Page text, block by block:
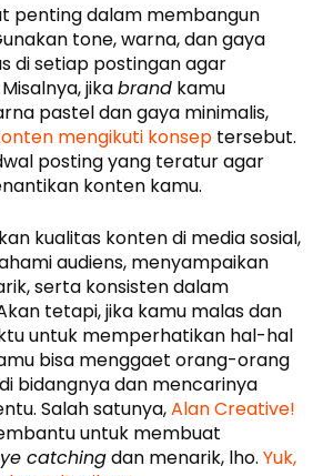
penting dalam membangun
tone, warna, dan gaya
di setiap postingan agar
jikabrand kamu
pastel dan gaya minimalis,
mengikuti konsep tersebut.
posting yang teratur agar
konten kamu.
kualitas konten di media sosial,
audiens, menyampaikan
serta konsisten dalam
tetapi, jika kamu malas dan
untuk memperhatikan hal-hal
bisa menggaet orang-orang
bidangnya dan mencarinya
Salah satunya,Alan Creative!
untuk membuat
catchingdan menarik, lho. Yuk,